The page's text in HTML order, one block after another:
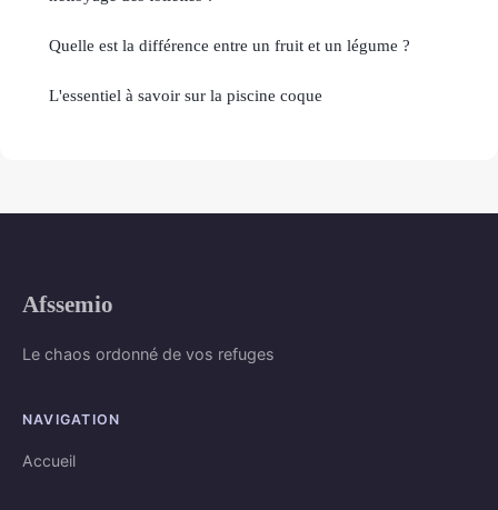
Quelle est la différence entre un fruit et un légume ?
L'essentiel à savoir sur la piscine coque
Afssemio
Le chaos ordonné de vos refuges
NAVIGATION
Accueil